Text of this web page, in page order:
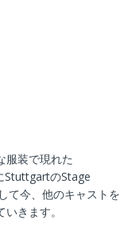
服装で現れた
StuttgartのStage
て今、他のキャストを
きます。